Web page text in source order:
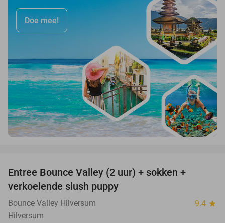
Doe mee!
Entree Bounce Valley (2 uur) + sokken +
verkoelende slush puppy
Bounce Valley Hilversum 9.4 star
Hilversum